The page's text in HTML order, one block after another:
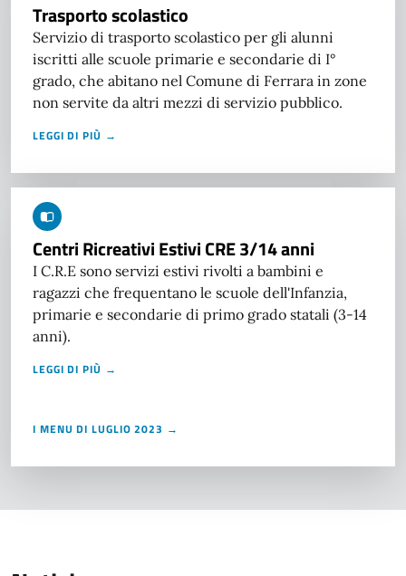
Trasporto scolastico
Servizio di trasporto scolastico per gli alunni
iscritti alle scuole primarie e secondarie di I°
grado, che abitano nel Comune di Ferrara in zone
non servite da altri mezzi di servizio pubblico.
LEGGI DI PIÙ →
Centri Ricreativi Estivi CRE 3/14 anni
I C.R.E sono servizi estivi rivolti a bambini e
ragazzi che frequentano le scuole dell'Infanzia,
primarie e secondarie di primo grado statali (3-14
anni).
LEGGI DI PIÙ →
I MENU DI LUGLIO 2023 →